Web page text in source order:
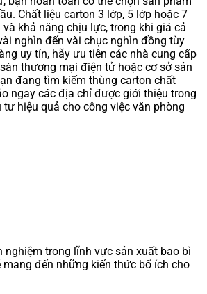
Chất liệu carton 3 lớp, 5 lớp hoặc 7
khả năng chịu lực, trong khi giá cả
nghìn đến vài chục nghìn đồng tùy
uy tín, hãy ưu tiên các nhà cung cấp
thương mại điện tử hoặc cơ sở sản
đang tìm kiếm thùng carton chất
ngay các địa chỉ được giới thiệu trong
hiệu quả cho công việc văn phòng
nghiệm trong lĩnh vực sản xuất bao bì
đến những kiến thức bổ ích cho